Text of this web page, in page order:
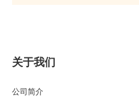
关于我们
公司简介